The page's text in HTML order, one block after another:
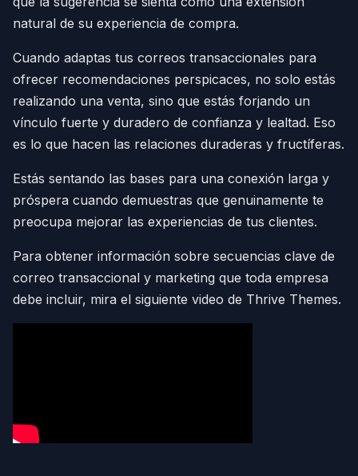
natural de su experiencia de compra.
Cuando adaptas tus correos transaccionales para
ofrecer recomendaciones perspicaces, no solo estás
realizando una venta, sino que estás forjando un
vínculo fuerte y duradero de confianza y lealtad. Eso
es lo que hacen las relaciones duraderas y fructíferas.
Estás sentando las bases para una conexión larga y
próspera cuando demuestras que genuinamente te
preocupa mejorar las experiencias de tus clientes.
Para obtener información sobre secuencias clave de
correo transaccional y marketing que toda empresa
debe incluir, mira el siguiente video de Thrive Themes.